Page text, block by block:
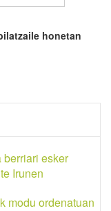
honetan
berriari esker
Irunen
modu ordenatuan